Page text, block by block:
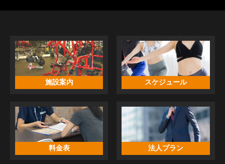
施設案内 スケジュール
料金表 法人プラン